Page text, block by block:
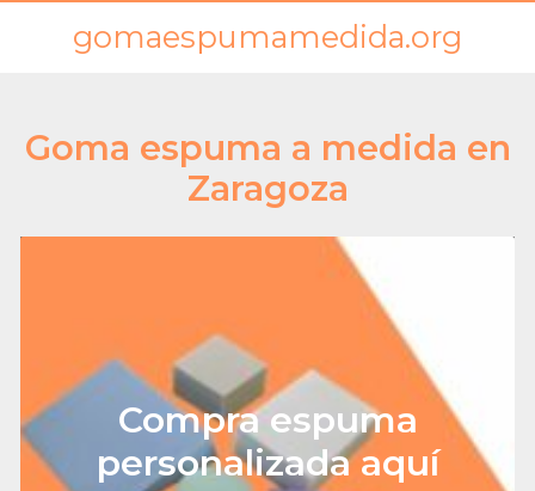
gomaespumamedida.org
Goma espuma a medida en
Zaragoza
Compra espuma
personalizada aquí